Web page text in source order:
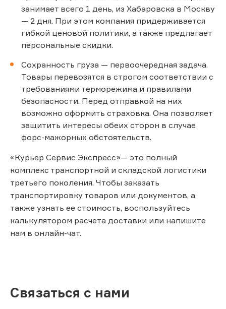
занимает всего 1 день, из Хабаровска в Москву
— 2 дня. При этом компания придерживается
гибкой ценовой политики, а также предлагает
персональные скидки.
Сохранность груза — первоочередная задача.
Товары перевозятся в строгом соответствии с
требованиями терморежима и правилами
безопасности. Перед отправкой на них
возможно оформить страховка. Она позволяет
защитить интересы обеих сторон в случае
форс-мажорных обстоятельств.
«Курьер Сервис Экспресс»— это полный
комплекс транспортной и складской логистики
третьего поколения. Чтобы заказать
транспортировку товаров или документов, а
также узнать ее стоимость, воспользуйтесь
калькулятором расчета доставки или напишите
нам в онлайн-чат.
Связаться с нами